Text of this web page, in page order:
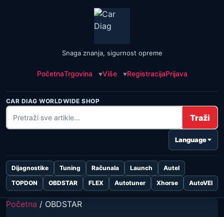
Snaga znanja, sigurnost opreme
PočetnaTrgovina Više RegistracijaPrijava
CAR DIAG WORLDWIDE SHOP
Traži
Language
Dijagnostike Tuning Računala Launch
Autel
TOPDON
OBDSTAR FLEX Autotuner Xhorse AutoVEI
Početna / OBDSTAR